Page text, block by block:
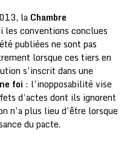
la Chambre
les conventions conclues
publiées ne sont pas
lorsque ces tiers en
s’inscrit dans une
foi : l’inopposabilité vise
d’actes dont ils ignorent
n’a plus lieu d’être lorsque
du pacte.